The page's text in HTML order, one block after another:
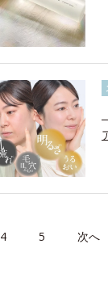
4 5 次へ